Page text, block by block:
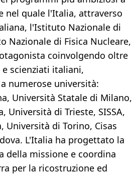
nel quale l'Italia, attraverso
l'Istituto Nazionale di
Nazionale di Fisica Nucleare,
coinvolgendo oltre
scienziati italiani,
numerose università:
Università Statale di Milano,
Università di Trieste, SISSA,
Università di Torino, Cisas
L'Italia ha progettato la
della missione e coordina
per la ricostruzione ed